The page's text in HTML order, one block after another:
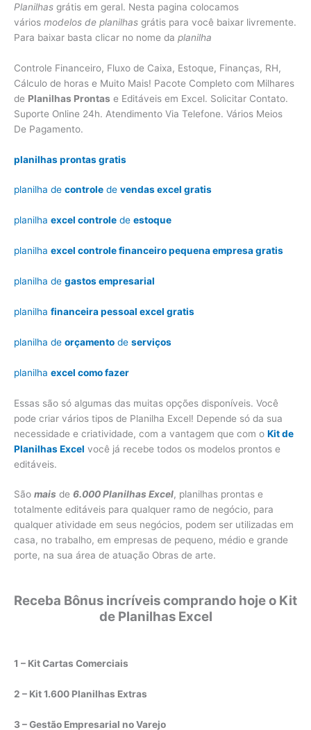
Planilhas grátis em geral. Nesta pagina colocamos
vários modelos de planilhas grátis para você baixar livremente.
Para baixar basta clicar no nome da planilha
Controle Financeiro, Fluxo de Caixa, Estoque, Finanças, RH,
Cálculo de horas e Muito Mais! Pacote Completo com Milhares
de Planilhas Prontas e Editáveis em Excel. Solicitar Contato.
Suporte Online 24h. Atendimento Via Telefone. Vários Meios
De Pagamento.
planilhas prontas gratis
planilha de controle de vendas excel gratis
planilha excel controle de estoque
planilha excel controle financeiro pequena empresa gratis
planilha de gastos empresarial
planilha financeira pessoal excel gratis
planilha de orçamento de serviços
planilha excel como fazer
Essas são só algumas das muitas opções disponíveis. Você
pode criar vários tipos de Planilha Excel! Depende só da sua
necessidade e criatividade, com a vantagem que com o Kit de
Planilhas Excel você já recebe todos os modelos prontos e
editáveis.
São mais de 6.000 Planilhas Excel, planilhas prontas e
totalmente editáveis para qualquer ramo de negócio, para
qualquer atividade em seus negócios, podem ser utilizadas em
casa, no trabalho, em empresas de pequeno, médio e grande
porte, na sua área de atuação Obras de arte.
Receba Bônus incríveis comprando hoje o Kit
de Planilhas Excel
1 – Kit Cartas Comerciais
2 – Kit 1.600 Planilhas Extras
3 – Gestão Empresarial no Varejo